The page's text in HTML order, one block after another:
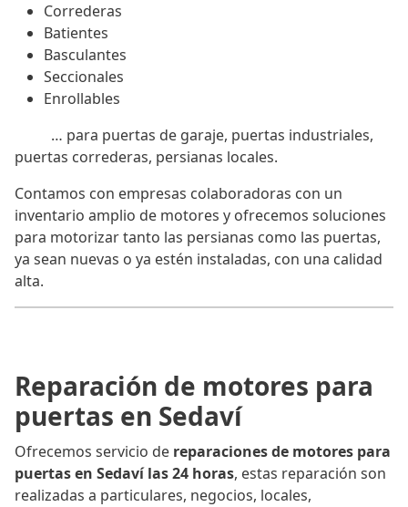
Correderas
Batientes
Basculantes
Seccionales
Enrollables
… para puertas de garaje, puertas industriales,
puertas correderas, persianas locales.
Contamos con empresas colaboradoras con un
inventario amplio de motores y ofrecemos soluciones
para motorizar tanto las persianas como las puertas,
ya sean nuevas o ya estén instaladas, con una calidad
alta.
Reparación de motores para
puertas en Sedaví
Ofrecemos servicio de reparaciones de motores para
puertas en Sedaví las 24 horas, estas reparación son
realizadas a particulares, negocios, locales,